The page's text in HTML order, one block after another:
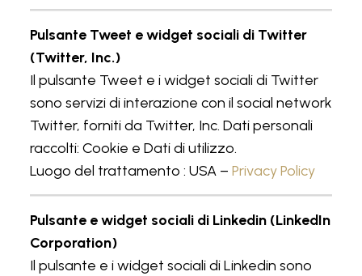
Pulsante Tweet e widget sociali di Twitter
(Twitter, Inc.)
Il pulsante Tweet e i widget sociali di Twitter
sono servizi di interazione con il social network
Twitter, forniti da Twitter, Inc. Dati personali
raccolti: Cookie e Dati di utilizzo.
Luogo del trattamento : USA – Privacy Policy
Pulsante e widget sociali di Linkedin (LinkedIn
Corporation)
Il pulsante e i widget sociali di Linkedin sono